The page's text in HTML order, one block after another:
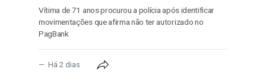
Vítima de 71 anos procurou a polícia após identificar
movimentações que afirma não ter autorizado no
PagBank
Há 2 dias